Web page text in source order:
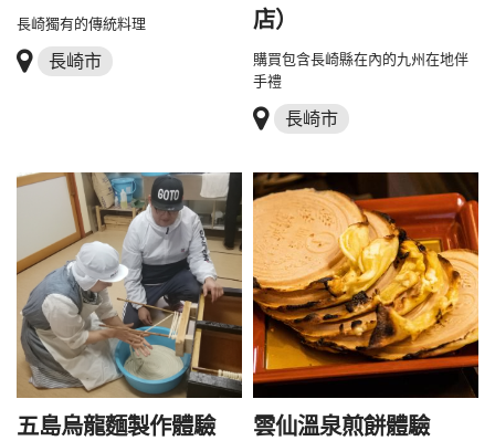
長崎獨有的傳統料理
長崎市
店）
購買包含長崎縣在內的九州在地伴
手禮
長崎市
五島烏龍麵製作體驗 雲仙溫泉煎餅體驗